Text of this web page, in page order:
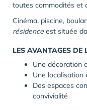
toutes commodités et
Cinéma, piscine,
résidence est située
LES AVANTAGES DE
Une décoration
Une localisation
Des espaces
convivialité